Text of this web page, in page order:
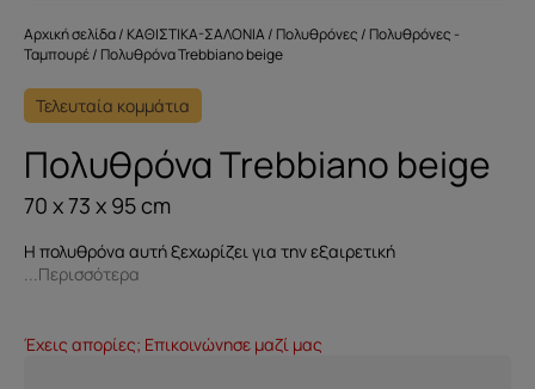
Αρχική σελίδα/ ΚΑΘΙΣΤΙΚΑ-ΣΑΛΟΝΙΑ/ Πολυθρόνες / Πολυθρόνες -
Ταμπουρέ/ Πολυθρόνα Trebbiano beige
Τελευταία κομμάτια
Πολυθρόνα Trebbiano beige
70 x 73 x 95 cm
Η πολυθρόνα αυτή ξεχωρίζει για την εξαιρετική
...Περισσότερα
Έχεις απορίες; Επικοινώνησε μαζί μας